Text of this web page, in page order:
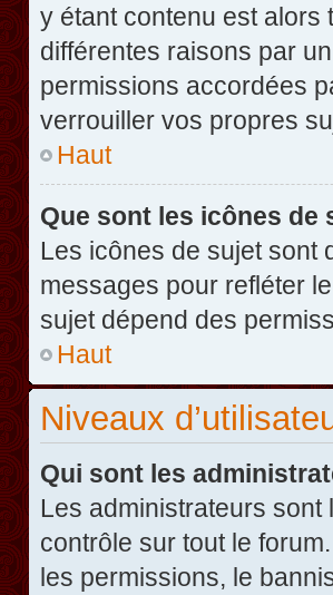
y étant contenu est alors
différentes raisons par
permissions accordées
verrouiller vos propres
Haut
Que sont les icônes de
Les icônes de sujet sont
messages pour refléter
sujet dépend des
Haut
Niveaux
Qui sont les
Les administrateurs
contrôle sur tout le
les permissions, le